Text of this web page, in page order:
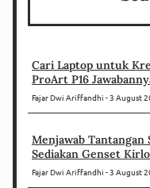
Cari Laptop untuk
ProArt P16
Fajar Dwi Ariffandhi 3 August
Menjawab
Sediakan Genset
Fajar Dwi Ariffandhi 3 August